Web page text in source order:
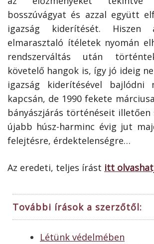
bosszúvágyat és azzal együtt
igazság kiderítését. Hiszen
elmarasztaló ítéletek nyomán
rendszerváltás után
követelő hangok is, így jó ideig
igazság kiderítésével bajlódni
kapcsán, de 1990 fekete
bányászjárás történéseit illetően
újabb húsz-harminc évig jut
felejtésre, érdektelenségre…
Az eredeti, teljes írást itt
További írások a szerzőtől:
Létünk védelmében